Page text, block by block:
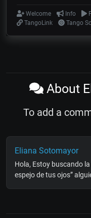
Welcome Info
TangoLink
Tango
About
To add a
Eliana Sotomayor
Hola, Estoy buscando
espejo de tus ojos”